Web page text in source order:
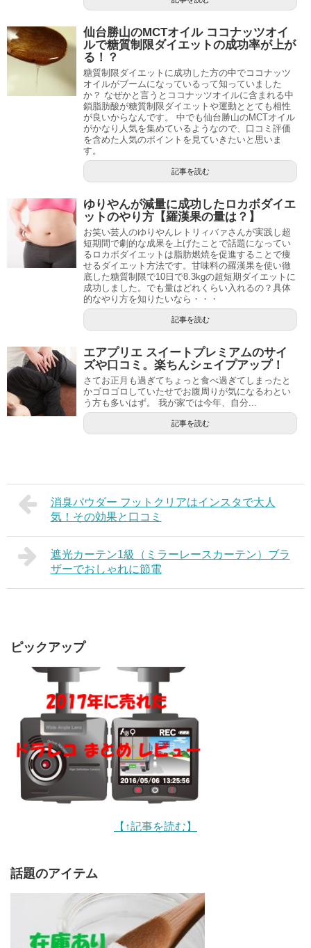
仙台勝山のMCTオイル ココナッツオイ
ルで糖質制限ダイエットの成功率が上が
る！？
糖質制限ダイエットに成功した方の中でココナッツ
オイルがブームになっているって知っていました
か？ なぜかと言うとココナッツオイルに含まれる中
鎖脂肪酸が糖質制限ダイエットや運動ととても相性
が良いからなんです。 中でも仙台勝山のMCTオイル
がかなり人気を集めているようなので、口コミ評価
を含めた人気のポイントを見ていきたいと思いま
す。
記事を読む
ゆりやんが減量に成功したロカボダイエ
ットのやり方【羅漢果の量は？】
お笑い芸人のゆりやんレトリィバァさんが実践し超
短期間で劇的な成果を上げたことで話題になってい
るロカボダイエットは脂肪燃焼を促進することで痩
せるダイエット方法です。甘味料の羅漢果を使い徹
底した糖質制限で10日で8.3kgの超短期ダイエットに
成功しました。でも量はどれくらい入れるの？具体
的なやり方を知りたいなら・・・
記事を読む
エアプリエ スイートプレミアムのサイ
ズや口コミ。楽ちんシェイプアップ！
さてお正月も過ぎてちょっと食べ過ぎてしまったと
かゴロゴロしていたせでお腹周りが気になるわとい
う方も多いはず。 我が家では今年、自分...
記事を読む
消臭パウダー フットクリアはインスタで大人
気！その効果と口コミ
遮光カーテン1級（ミラーレースカーテン）ブラ
ザーでおしゃれに節電
ピックアップ
【↑記事を読む】
話題のアイテム